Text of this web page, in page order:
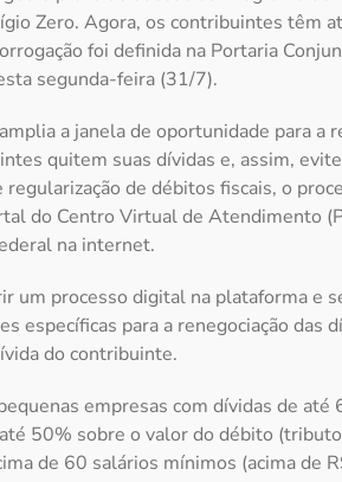
Zero. Agora, os contribuintes têm
foi definida na Portaria
segunda-feira (31/7).
a janela de oportunidade para
quitem suas dívidas e, assim,
regularização de débitos fiscais, o
do Centro Virtual de Atendimento
na internet.
um processo digital na plataforma e
específicas para a renegociação das
do contribuinte.
empresas com dívidas de
50% sobre o valor do débito
de 60 salários mínimos (acima de